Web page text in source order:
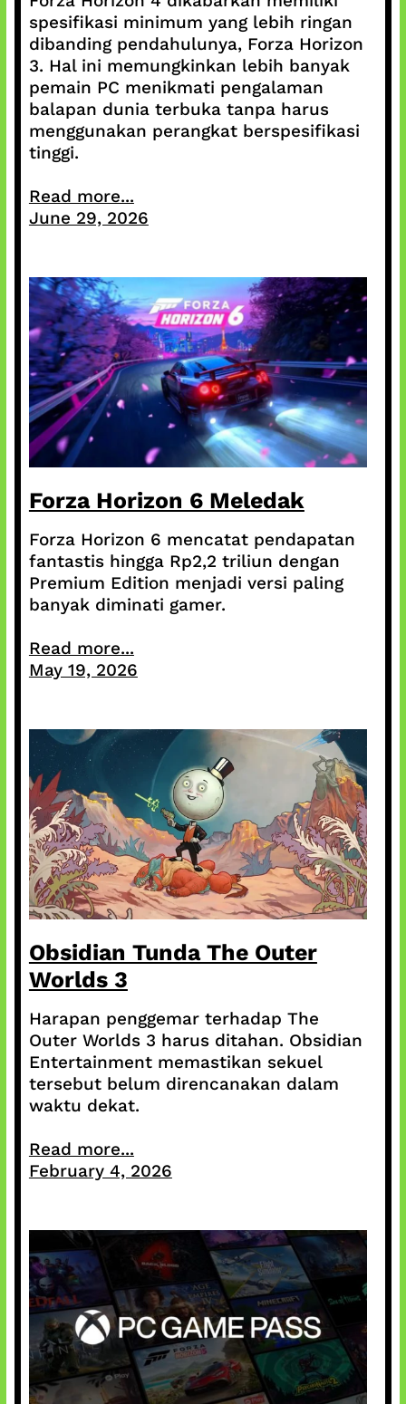
spesifikasi minimum yang lebih ringan
dibanding pendahulunya, Forza Horizon
3. Hal ini memungkinkan lebih banyak
pemain PC menikmati pengalaman
balapan dunia terbuka tanpa harus
menggunakan perangkat berspesifikasi
tinggi.
Read more...
June 29, 2026
Forza Horizon 6 Meledak
Forza Horizon 6 mencatat pendapatan
fantastis hingga Rp2,2 triliun dengan
Premium Edition menjadi versi paling
banyak diminati gamer.
Read more...
May 19, 2026
Obsidian Tunda The Outer
Worlds 3
Harapan penggemar terhadap The
Outer Worlds 3 harus ditahan. Obsidian
Entertainment memastikan sekuel
tersebut belum direncanakan dalam
waktu dekat.
Read more...
February 4, 2026